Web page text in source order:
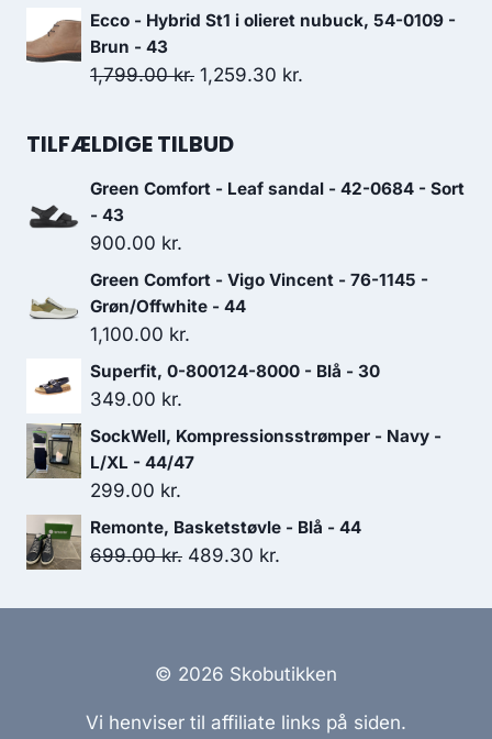
1,050.00 kr..
oprindelige
var:
aktuelle
er:
Ecco - Hybrid St1 i olieret nubuck, 54-0109 -
Brun - 43
1,799.00kr. Den
pris
1,799.00 kr..
1,259.30 kr.
1,259.30 kr..
TILFÆLDIGE TILBUD
Green Comfort - Leaf sandal - 42-0684 - Sort
- 43
900.00 kr.
Green Comfort - Vigo Vincent - 76-1145 -
Grøn/Offwhite - 44
1,100.00 kr.
Superfit, 0-800124-8000 - Blå - 30
349.00 kr.
SockWell, Kompressionsstrømper - Navy -
L/XL - 44/47
299.00 kr.
Remonte, Basketstøvle - Blå - 44
699.00kr. Den
pris
699.00 kr..
489.30 kr.
pris
489.30 kr..
© 2026 Skobutikken
Vi henviser til affiliate links på siden.